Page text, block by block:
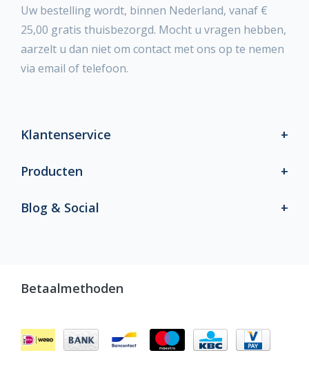
Uw bestelling wordt, binnen Nederland, vanaf €
25,00 gratis thuisbezorgd. Mocht u vragen hebben,
aarzelt u dan niet om contact met ons op te nemen
via email of telefoon.
Klantenservice
Producten
Blog & Social
Betaalmethoden